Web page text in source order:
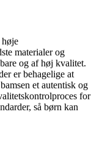
høje
materialer og
og af høj kvalitet.
er behagelige at
et autentisk og
for
så børn kan